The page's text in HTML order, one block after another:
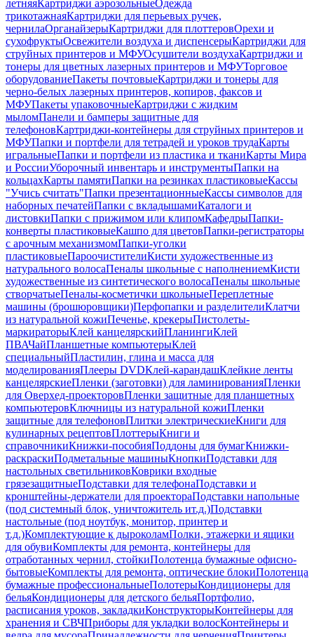
летняяКартриджи аэрозольныеОдежда
трикотажнаяКартриджи для перьевых ручек,
чернилаОрганайзерыКартриджи для плоттеровОрехи и
сухофруктыОсвежители воздуха и диспенсерыКартриджи для
струйных принтеров и МФУОсушители воздухаКартриджи и
тонеры для цветных лазерных принтеров и МФУТорговое
оборудованиеПакеты почтовыеКартриджи и тонеры для
черно-белых лазерных принтеров, копиров, факсов и
МФУПакеты упаковочныеКартриджи с жидким
мыломПанели и бамперы защитные для
телефоновКартриджи-контейнеры для струйных принтеров и
МФУПапки и портфели для тетрадей и уроков трудаКарты
игральныеПапки и портфели из пластика и тканиКарты Мира
и РоссииУборочный инвентарь и инструментыПапки на
кольцахКарты памятиПапки на резинках пластиковыеКассы
"Учись считать"Папки презентационныеКассы символов для
наборных печатейПапки с вкладышамиКаталоги и
листовкиПапки с прижимом или клипомКафедрыПапки-
конверты пластиковыеКашпо для цветовПапки-регистраторы
с арочным механизмомПапки-уголки
пластиковыеПароочистителиКисти художественные из
натурального волосаПеналы школьные с наполнениемКисти
художественные из синтетического волосаПеналы школьные
створчатыеПеналы-косметички школьныеПереплетные
машины (брошюровщики)Перфопапки и разделителиКлатчи
из натуральной кожиПеченье, крекерыПистолеты-
маркираторыКлей канцелярскийПланингиКлей
ПВАЧайПланшетные компьютерыКлей
специальныйПластилин, глина и масса для
моделированияПлееры DVDКлей-карандашКлейкие ленты
канцелярскиеПленки (заготовки) для ламинированияПленки
для Оверхед-проекторовПленки защитные для планшетных
компьютеровКлючницы из натуральной кожиПленки
защитные для телефоновПлитки электрическиеКниги для
кулинарных рецептовПлоттерыКниги и
справочникиКнижки-пособияПоддоны для бумагКнижки-
раскраскиПодметальные машиныКнопкиПодставки для
настольных светильниковКоврики входные
грязезащитныеПодставки для телефонаПодставки и
кронштейны-держатели для проектораПодставки напольные
(под системный блок, уничтожитель ит.д.)Подставки
настольные (под ноутбук, монитор, принтер и
т.д.)Комплектующие к дыроколамПолки, этажерки и ящики
для обувиКомплекты для ремонта, контейнеры для
отработанных чернил, стойкиПолотенца бумажные офисно-
бытовыеКомплекты для ремонта, оптические блокиПолотенца
бумажные профессиональныеПолотерыКондиционеры для
бельяКондиционеры для детского бельяПортфолио,
расписания уроков, закладкиКонструкторыКонтейнеры для
хранения и СВЧПриборы для укладки волосКонтейнеры и